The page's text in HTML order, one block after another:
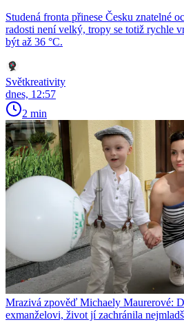
Studená fronta přinese Česku znatelné
radosti není velký, tropy se totiž rychle
být až 36 °C.
Světkreativity
dnes, 12:57
2 min
Mrazivá zpověď Michaely Maurerové:
exmanželovi, život jí zachránila